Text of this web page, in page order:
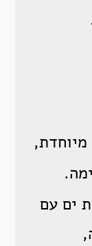
ים עם